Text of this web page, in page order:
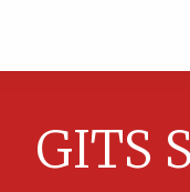
GITS